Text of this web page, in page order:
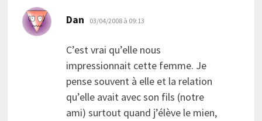
Dan dit :
03/04/2008 à 09:13
C’est vrai qu’elle nous
impressionnait cette femme. Je
pense souvent à elle et la relation
qu’elle avait avec son fils (notre
ami) surtout quand j’élève le mien,